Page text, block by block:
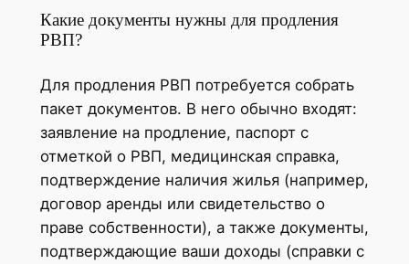
Какие документы нужны для продления
РВП?
Для продления РВП потребуется собрать
пакет документов. В него обычно входят:
заявление на продление, паспорт с
отметкой о РВП, медицинская справка,
подтверждение наличия жилья (например,
договор аренды или свидетельство о
праве собственности), а также документы,
подтверждающие ваши доходы (справки с